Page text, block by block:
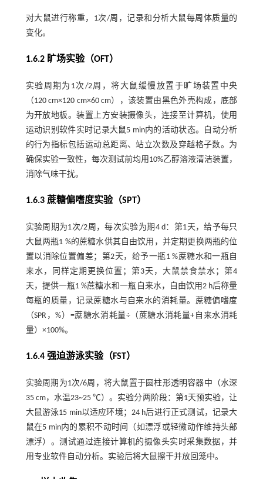
对大鼠进行称重，1次/周，记录和分析大鼠每周体质量的
变化。
1.6.2 旷场实验（OFT）
实验周期为1次/2周，将大鼠缓慢放置于旷场装置中央
（120 cm×120 cm×60 cm），该装置由黑色外壳构成，底部
为开放地板。装置上方安装摄像头，连接至计算机，使用
运动识别软件实时记录大鼠5 min内的活动状态。自动分析
的行为指标包括运动总距离、站立次数及穿越格子数。为
确保实验一致性，每次测试前均用10%乙醇溶液清洁装置，
消除气味干扰。
1.6.3 蔗糖偏嗜度实验（SPT）
实验周期为1次/2周，每次实验为期4 d：第1天，给予每只
大鼠两瓶1 %的蔗糖水供其自由饮用，并定期更换两瓶的位
置以消除位置偏差；第2天，给予一瓶1 %蔗糖水和一瓶自
来水，同样定期更换位置；第3天，大鼠禁食禁水；第4
天，提供一瓶1 %蔗糖水和一瓶自来水，自由饮用2 h后称量
每瓶的质量，记录蔗糖水与自来水的消耗量。蔗糖偏嗜度
（SPR，%）=蔗糖水消耗量÷（蔗糖水消耗量+自来水消耗
量）×100%。
1.6.4 强迫游泳实验（FST）
实验周期为1次/6周，将大鼠置于圆柱形透明容器中（水深
35 cm，水温23~25 ℃）。实验分两阶段：第1天预实验，让
大鼠游泳15 min以适应环境；24 h后进行正式测试，记录大
鼠在5 min内的累积不动时间（如漂浮或轻微动作维持头部
漂浮）。测试通过连接计算机的摄像头实时采集数据，并
用专业软件自动分析。实验后将大鼠擦干并放回笼中。